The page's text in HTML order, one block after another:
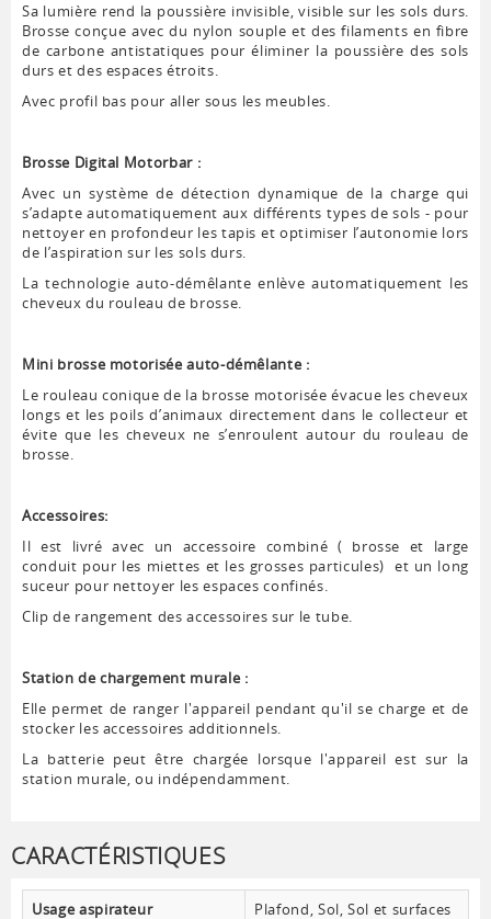
Sa lumière rend la poussière invisible, visible sur les sols durs.
Brosse conçue avec du nylon souple et des filaments en fibre
de carbone antistatiques pour éliminer la poussière des sols
durs et des espaces étroits.
Avec profil bas pour aller sous les meubles.
Brosse Digital Motorbar :
Avec un système de détection dynamique de la charge qui
s’adapte automatiquement aux différents types de sols - pour
nettoyer en profondeur les tapis et optimiser l’autonomie lors
de l’aspiration sur les sols durs.
La technologie auto-démêlante enlève automatiquement les
cheveux du rouleau de brosse.
Mini brosse motorisée auto-démêlante :
Le rouleau conique de la brosse motorisée évacue les cheveux
longs et les poils d’animaux directement dans le collecteur et
évite que les cheveux ne s’enroulent autour du rouleau de
brosse.
Accessoires:
Il est livré avec un accessoire combiné ( brosse et large
conduit pour les miettes et les grosses particules) et un long
suceur pour nettoyer les espaces confinés.
Clip de rangement des accessoires sur le tube.
Station de chargement murale :
Elle permet de ranger l'appareil pendant qu'il se charge et de
stocker les accessoires additionnels.
La batterie peut être chargée lorsque l'appareil est sur la
station murale, ou indépendamment.
CARACTÉRISTIQUES
Usage aspirateur Plafond, Sol, Sol et surfaces